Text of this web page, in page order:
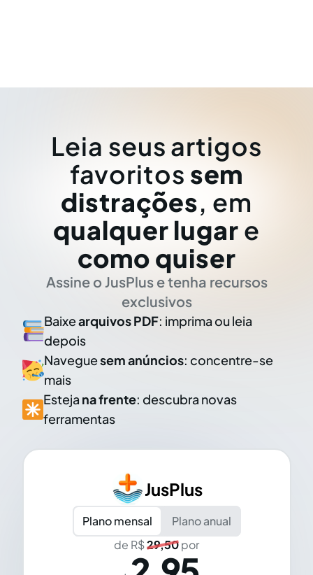
Leia seus artigos
favoritos sem
distrações, em
qualquer lugar e
como quiser
Assine o JusPlus e tenha recursos
exclusivos
Baixearquivos PDF: imprima ou leia
depois
Naveguesem anúncios: concentre-se
mais
Esteja na frente: descubra novas
ferramentas
JusPlus
Plano mensal
Plano anual
de R$29,50por